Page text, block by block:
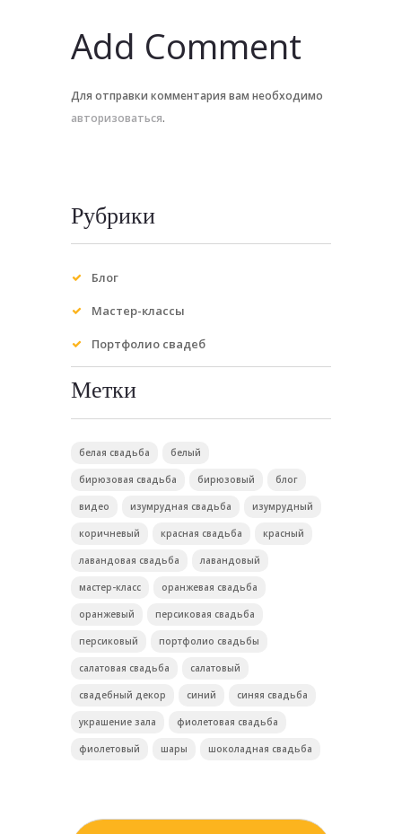
Add Comment
Для отправки комментария вам необходимо
авторизоваться.
Рубрики
Блог
Мастер-классы
Портфолио свадеб
Метки
белая свадьба белый
бирюзовая свадьба бирюзовый блог
видео изумрудная свадьба изумрудный
коричневый красная свадьба красный
лавандовая свадьба лавандовый
мастер-класс оранжевая свадьба
оранжевый персиковая свадьба
персиковый портфолио свадьбы
салатовая свадьба салатовый
свадебный декор синий синяя свадьба
украшение зала фиолетовая свадьба
фиолетовый шары шоколадная свадьба